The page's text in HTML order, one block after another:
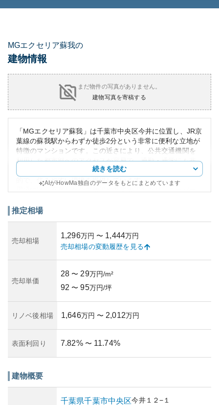
MGエクセリア蘇我の
建物情報
まだ物件の写真がありません。
建物写真を寄稿する
「MGエクセリア蘇我」は千葉市中央区今井に位置し、JR京
葉線の蘇我駅からわずか徒歩2分という非常に便利な立地が
特徴のマンションです。この近さにより、公共交通機関を
利用した都市部へのアクセスが容易で、通勤・通学にも非
常に便利です。外観はモダンで落ち着いたデザインが特徴
的で、住みやすい環境を提供しています。
め、日々の生活が非常にスムーズに行えます。また、市街
資産性においては、駅近物件の特性から将来的にも価値の
維持が見込まれる一方、築年数や管理状況次第では値下が
りのリスクがあります。ただし、近年の不動産市場のトレ
ば中長期的には安定した資産価値を維持できる可能性が高
ります。そのため、購入希望者は最新の市場動向と将来性
続きを読む
AIがHowMa独自のデータをもとにまとめています
推定相場
売却相場
1,296万円 〜 1,444万円
売却相場の変動履歴を見る
売却単価
28 〜 29万円/m²
92 〜 95万円/坪
リノベ後相場 1,646万円 〜 2,012万円
表面利回り 7.82% 〜 11.74%
建物概要
千葉県千葉市中央区今井１２−１